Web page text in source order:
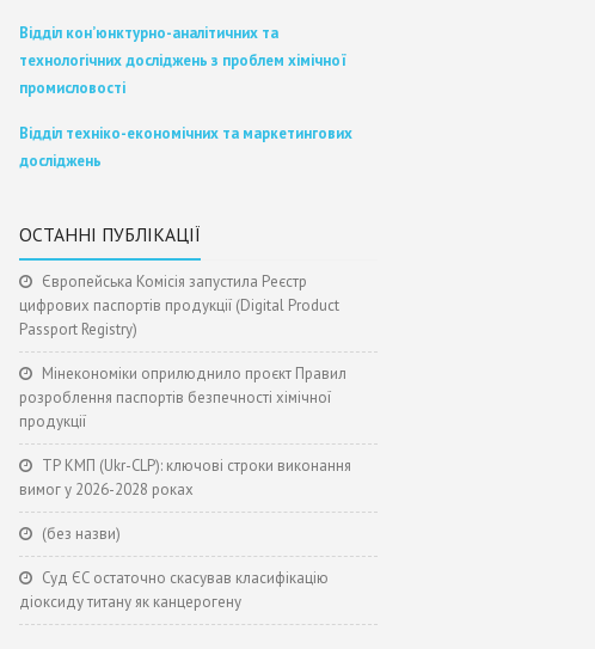
Відділ кон’юнктурно-аналітичних та
технологічних досліджень з проблем хімічної
промисловості
Відділ техніко-економічних та маркетингових
досліджень
ОСТАННІ ПУБЛІКАЦІЇ
Європейська Комісія запустила Реєстр
цифрових паспортів продукції (Digital Product
Passport Registry)
Мінекономіки оприлюднило проєкт Правил
розроблення паспортів безпечності хімічної
продукції
ТР КМП (Ukr-CLP): ключові строки виконання
вимог у 2026-2028 роках
(без назви)
Суд ЄС остаточно скасував класифікацію
діоксиду титану як канцерогену